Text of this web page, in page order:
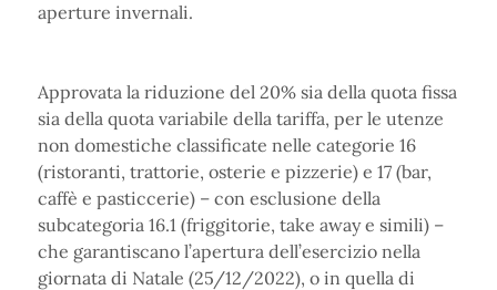
aperture invernali.
Approvata la riduzione del 20% sia della quota fissa
sia della quota variabile della tariffa, per le utenze
non domestiche classificate nelle categorie 16
(ristoranti, trattorie, osterie e pizzerie) e 17 (bar,
caffè e pasticcerie) – con esclusione della
subcategoria 16.1 (friggitorie, take away e simili) –
che garantiscano l’apertura dell’esercizio nella
giornata di Natale (25/12/2022), o in quella di